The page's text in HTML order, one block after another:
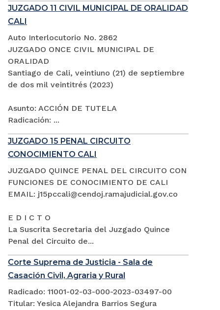
JUZGADO 11 CIVIL MUNICIPAL DE ORALIDAD
CALI
Auto Interlocutorio No. 2862
JUZGADO ONCE CIVIL MUNICIPAL DE
ORALIDAD
Santiago de Cali, veintiuno (21) de septiembre
de dos mil veintitrés (2023)
Asunto: ACCIÓN DE TUTELA
Radicación: ...
JUZGADO 15 PENAL CIRCUITO
CONOCIMIENTO CALI
JUZGADO QUINCE PENAL DEL CIRCUITO CON
FUNCIONES DE CONOCIMIENTO DE CALI
EMAIL: j15pccali@cendoj.ramajudicial.gov.co
E D I C T O
La Suscrita Secretaria del Juzgado Quince
Penal del Circuito de...
Corte Suprema de Justicia - Sala de
Casación Civil, Agraria y Rural
Radicado: 11001-02-03-000-2023-03497-00
Titular: Yesica Alejandra Barrios Segura